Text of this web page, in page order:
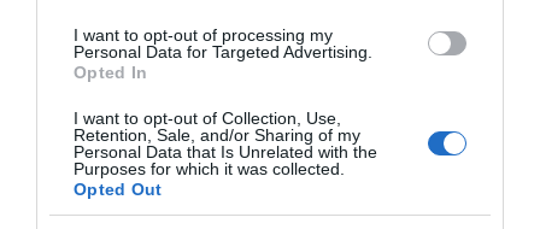
I want to opt-out of processing my
Personal Data for Targeted Advertising.
Opted In
I want to opt-out of Collection, Use,
Retention, Sale, and/or Sharing of my
Personal Data that Is Unrelated with the
Purposes for which it was collected.
Opted Out